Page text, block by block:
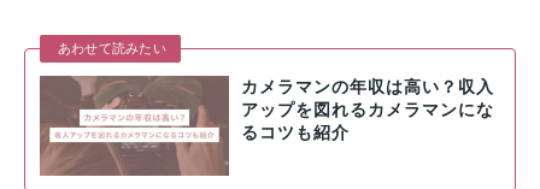
あわせて読みたい
カメラマンの年収は高い？収入
アップを図れるカメラマンにな
るコツも紹介